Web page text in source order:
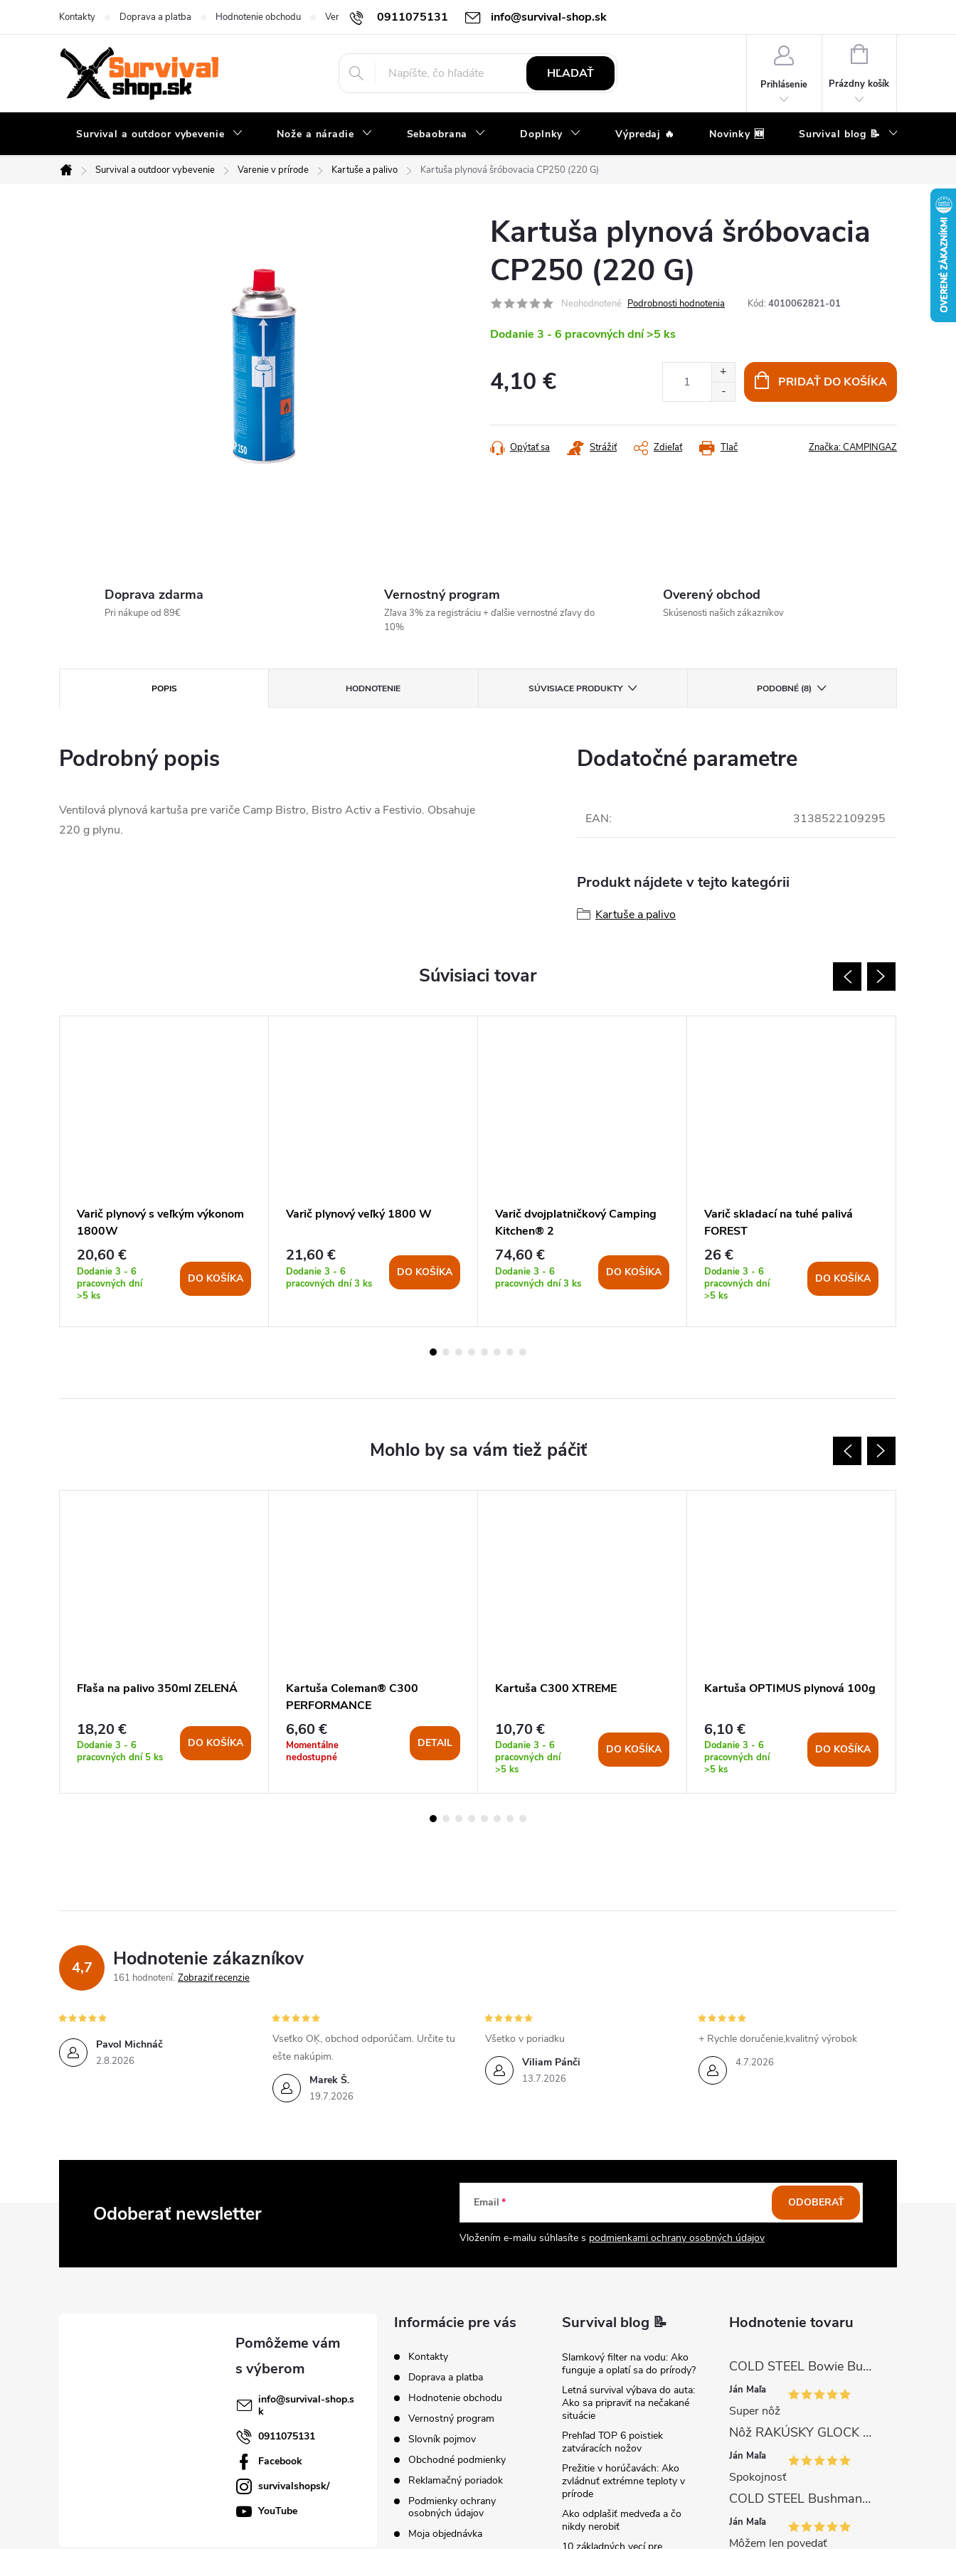
0911075131 info@survival-shop.sk
Kontakty Doprava a platba Hodnotenie obchodu Vernostný program Slovník pojmov Obchodné podmienky
HĽADAŤ
Prihlásenie
NÁKUPNÝ
Prázdny košík
Survival a outdoor vybevenie Nože a náradie Sebaobrana Doplnky Výpredaj 🔥 Novinky 🆕 Survival blog 📝
Domov
Survival a outdoor vybevenie Varenie v prírode Kartuše a palivo Kartuša plynová šróbovacia CP250 (220 G)
Kartuša plynová šróbovacia
CP250 (220 G)
Neohodnotené Podrobnosti hodnotenia Kód: 4010062821-01
Dodanie 3 - 6 pracovných dní>5 ks
4,10 € PRIDAŤ DO KOŠÍKA
Tlač
Opýtať sa Strážiť Zdieľať Značka:CAMPINGAZ
Doprava zdarma
Pri nákupe od 89€
Vernostný program
Zľava 3% za registráciu + ďalšie vernostné zľavy do
10%
Overený obchod
Skúsenosti našich zákazníkov
POPIS HODNOTENIE SÚVISIACE PRODUKTY PODOBNÉ (8)
Podrobný popis
Ventilová plynová kartuša pre variče Camp Bistro, Bistro Activ a Festivio. Obsahuje
220 g plynu.
Dodatočné parametre
EAN: 3138522109295
Produkt nájdete v tejto kategórii
Kartuše a palivo
Súvisiaci tovar
Varič plynový s veľkým výkonom
1800W
20,60 €
Dodanie 3 - 6
pracovných dní
>5 ks
DO KOŠÍKA
Varič plynový veľký 1800 W
21,60 €
Dodanie 3 - 6
pracovných dní3 ks
DO KOŠÍKA
Varič dvojplatničkový Camping
Kitchen® 2
74,60 €
Dodanie 3 - 6
pracovných dní3 ks
DO KOŠÍKA
Varič skladací na tuhé palivá
FOREST
26 €
Dodanie 3 - 6
pracovných dní
>5 ks
DO KOŠÍKA
Fľaša na palivo 350ml ZELENÁ
18,20 €
Dodanie 3 - 6
pracovných dní 5 ks
DO KOŠÍKA
Kartuša Coleman® C300
PERFORMANCE
6,60 €
Momentálne
nedostupné
DETAIL
Kartuša C300 XTREME
10,70 €
Dodanie 3 - 6
pracovných dní
>5 ks
DO KOŠÍKA
Kartuša OPTIMUS plynová 100g
6,10 €
Dodanie 3 - 6
pracovných dní
>5 ks
DO KOŠÍKA
4,7 Hodnotenie zákazníkov
161 hodnotení Zobraziť recenzie
Pavol Michnáč
2.8.2026
Marek Š.
19.7.2026
Vseťko OĶ, obchod odporúčam. Určite tu
ešte nakúpim.
Viliam Pánči
13.7.2026
Všetko v poriadku
4.7.2026
+ Rychle doručenie,kvalitný výrobok
Odoberať newsletter Email
Vložením e-mailu súhlasíte s podmienkami ochrany osobných údajov
ODOBERAŤ
info@survival-shop.s
k
0911075131
Facebook
survivalshopsk/
YouTube
Informácie pre vás
Kontakty
Doprava a platba
Hodnotenie obchodu
Vernostný program
Slovník pojmov
Obchodné podmienky
Reklamačný poriadok
Podmienky ochrany
osobných údajov
Moja objednávka
Survival blog 📝
Slamkový filter na vodu: Ako
funguje a oplatí sa do prírody?
Letná survival výbava do auta:
Ako sa pripraviť na nečakané
situácie
Prehľad TOP 6 poistiek
zatváracích nožov
Prežitie v horúčavách: Ako
zvládnuť extrémne teploty v
prírode
Ako odplašiť medveďa a čo
nikdy nerobiť
Hodnotenie tovaru
COLD STEEL Bowie Bushman (SK-5)
Ján Maľa
Super nôž
Nôž RAKÚSKY GLOCK SURVIVAL 81 s pílkou ZELENÝ
Ján Maľa
Spokojnosť
COLD STEEL Bushman (SK-5)
Ján Maľa
Môžem len povedať